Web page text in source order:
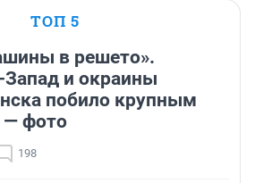
ТОП 5
в решето».
и окраины
побило крупным
— фото
198